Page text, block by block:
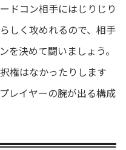
ドコン相手にはじりじり
しく攻めれるので、相手
を決めて闘いましょう。
権はなかったりします
レイヤーの腕が出る構成